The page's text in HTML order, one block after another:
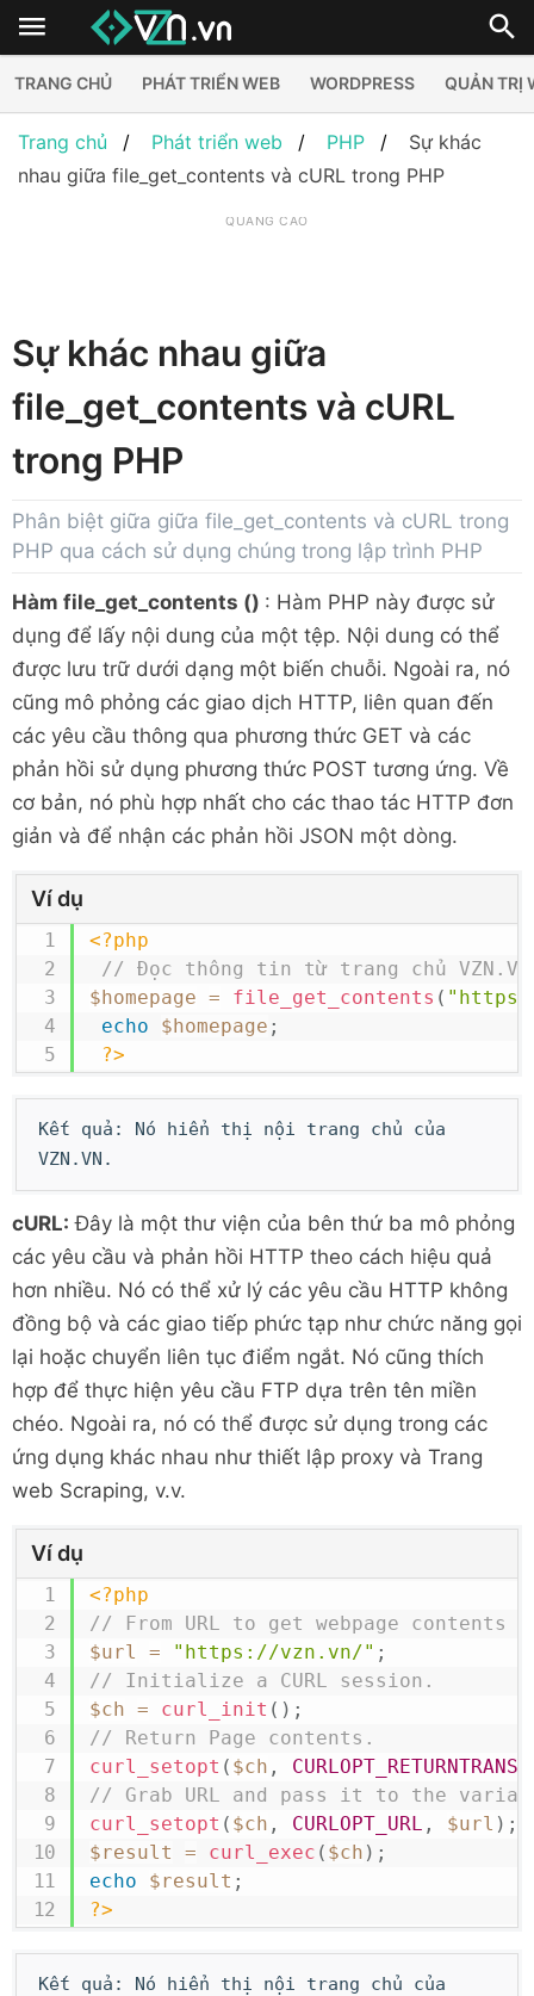
TRANG CHỦ PHÁT TRIỂN WEB WORDPRESS QUẢN TRỊ
Trang chủ Phát triển web PHP
Sự khác
nhau giữa file_get_contents và cURL trong PHP
QUẢNG CÁO
Sự khác nhau giữa
file_get_contents và cURL
trong PHP
Phân biệt giữa giữa file_get_contents và cURL trong
PHP qua cách sử dụng chúng trong lập trình PHP
Hàm file_get_contents () : Hàm PHP này được sử
dụng để lấy nội dung của một tệp. Nội dung có thể
được lưu trữ dưới dạng một biến chuỗi. Ngoài ra, nó
cũng mô phỏng các giao dịch HTTP, liên quan đến
các yêu cầu thông qua phương thức GET và các
phản hồi sử dụng phương thức POST tương ứng. Về
cơ bản, nó phù hợp nhất cho các thao tác HTTP đơn
giản và để nhận các phản hồi JSON một dòng.
Ví dụ
<?php
// Đọc thông tin từ trang chủ VZN.VN
$homepage = file_get_contents (
echo
$homepage ;
?>
Kết quả: Nó hiển thị nội trang chủ của
VZN.VN.
cURL: Đây là một thư viện của bên thứ ba mô phỏng
các yêu cầu và phản hồi HTTP theo cách hiệu quả
hơn nhiều. Nó có thể xử lý các yêu cầu HTTP không
đồng bộ và các giao tiếp phức tạp như chức năng gọi
lại hoặc chuyển liên tục điểm ngắt. Nó cũng thích
hợp để thực hiện yêu cầu FTP dựa trên tên miền
chéo. Ngoài ra, nó có thể được sử dụng trong các
ứng dụng khác nhau như thiết lập proxy và Trang
web Scraping, v.v.
Ví dụ
<?php
// From URL to get webpage contents
$url
= "https://vzn.vn/" ;
// Initialize a CURL session.
$ch = curl_init ( ) ;
// Return Page contents.
curl_setopt ( $ch ,
// Grab URL and pass it to the
curl_setopt ( $ch , CURLOPT_URL , $url ) ;
$result
= curl_exec ( $ch ) ;
echo
$result ;
?>
Kết quả: Nó hiển thị nội trang chủ của